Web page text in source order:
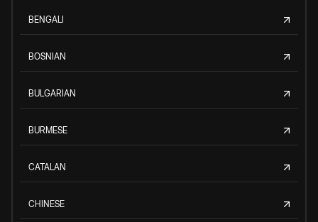
BENGALI
BOSNIAN
BULGARIAN
BURMESE
CATALAN
CHINESE